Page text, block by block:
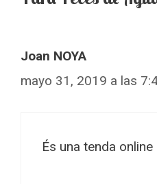
Joan NOYA
mayo 31, 2019 a las
És una tenda online